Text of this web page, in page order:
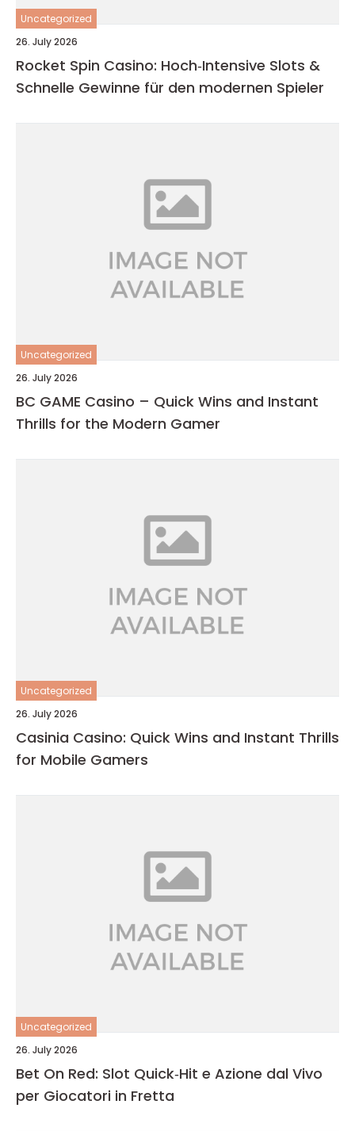
Uncategorized
26. July 2026
Rocket Spin Casino: Hoch‑Intensive Slots &
Schnelle Gewinne für den modernen Spieler
Uncategorized
26. July 2026
BC GAME Casino – Quick Wins and Instant
Thrills for the Modern Gamer
Uncategorized
26. July 2026
Casinia Casino: Quick Wins and Instant Thrills
for Mobile Gamers
Uncategorized
26. July 2026
Bet On Red: Slot Quick‑Hit e Azione dal Vivo
per Giocatori in Fretta